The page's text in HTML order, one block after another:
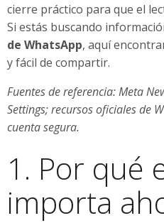
cierre práctico para que el
Si estás buscando
de WhatsApp, aquí
y fácil de compartir.
Fuentes de referencia: Meta
Settings; recursos oficiales de
cuenta segura.
1. Por qué
importa